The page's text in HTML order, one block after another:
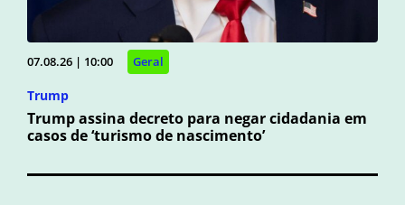
07.08.26 | 10:00 Geral
Trump
Trump assina decreto para negar cidadania em
casos de ‘turismo de nascimento’